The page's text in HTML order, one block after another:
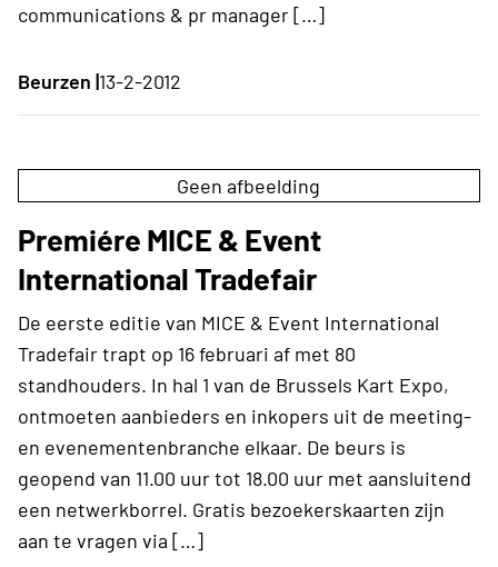
communications & pr manager […]
Beurzen |13-2-2012
Geen afbeelding
Premiére MICE & Event
International Tradefair
De eerste editie van MICE & Event International
Tradefair trapt op 16 februari af met 80
standhouders. In hal 1 van de Brussels Kart Expo,
ontmoeten aanbieders en inkopers uit de meeting-
en evenementenbranche elkaar. De beurs is
geopend van 11.00 uur tot 18.00 uur met aansluitend
een netwerkborrel. Gratis bezoekerskaarten zijn
aan te vragen via […]